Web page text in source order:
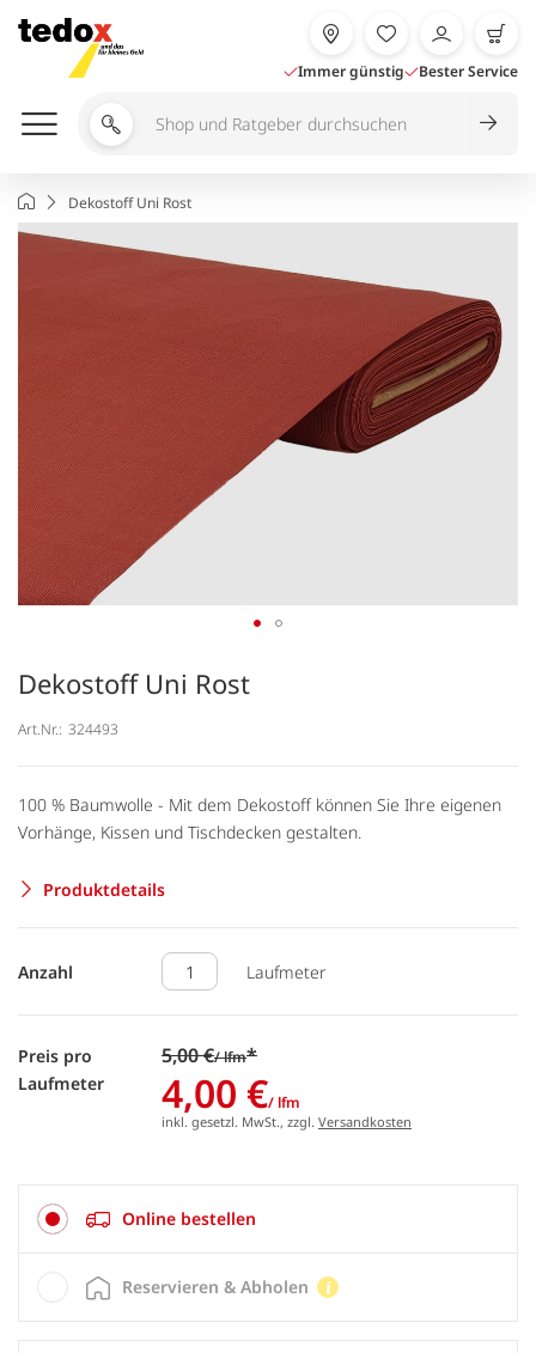
Inhalt
springen
Immer günstig Bester Service
Shop
Ratgeber
durchsuchen
StartseiteDekostoff Uni Rost
Dekostoff Uni Rost
Art.Nr.: 324493
100 % Baumwolle - Mit dem Dekostoff können Sie Ihre eigenen
Vorhänge, Kissen und Tischdecken gestalten.
Produktdetails
Anzahl Laufmeter
Preis pro
Laufmeter
5,00 €/ lfm*
4,00 €/ lfm
inkl. gesetzl. MwSt., zzgl. Versandkosten
Online bestellen
Reservieren & Abholen